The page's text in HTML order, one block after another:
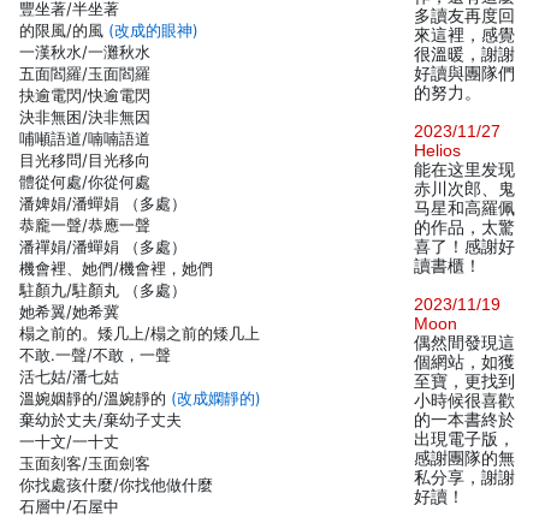
豐坐著/半坐著
的限風/的風 (改成的眼神)
一漢秋水/一灘秋水
五面閻羅/玉面閻羅
抉逾電閃/快逾電閃
決非無困/決非無因
哺噸語道/喃喃語道
目光移問/目光移向
體從何處/你從何處
潘婢娟/潘蟬娟 （多處）
恭龐一聲/恭應一聲
潘禪娟/潘蟬娟 （多處）
機會裡、她們/機會裡，她們
駐顏九/駐顏丸 （多處）
她希翼/她希冀
榻之前的。矮几上/榻之前的矮几上
不敢.一聲/不敢，一聲
活七姑/潘七姑
溫婉姻靜的/溫婉靜的 (改成嫻靜的)
棄幼於丈夫/棄幼子丈夫
一十文/一十丈
玉面刻客/玉面劍客
你找處孩什麼/你找他做什麼
石層中/石屋中
多讀友再度回
來這裡，感覺
很溫暖，謝謝
好讀與團隊們
的努力。
2023/11/27
Helios
能在这里发现
赤川次郎、鬼
马星和高羅佩
的作品，太驚
喜了！感謝好
讀書櫃！
2023/11/19
Moon
偶然間發現這
個網站，如獲
至寶，更找到
小時候很喜歡
的一本書終於
出現電子版，
感謝團隊的無
私分享，謝謝
好讀！